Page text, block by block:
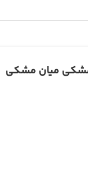
مشکی میان مشکی